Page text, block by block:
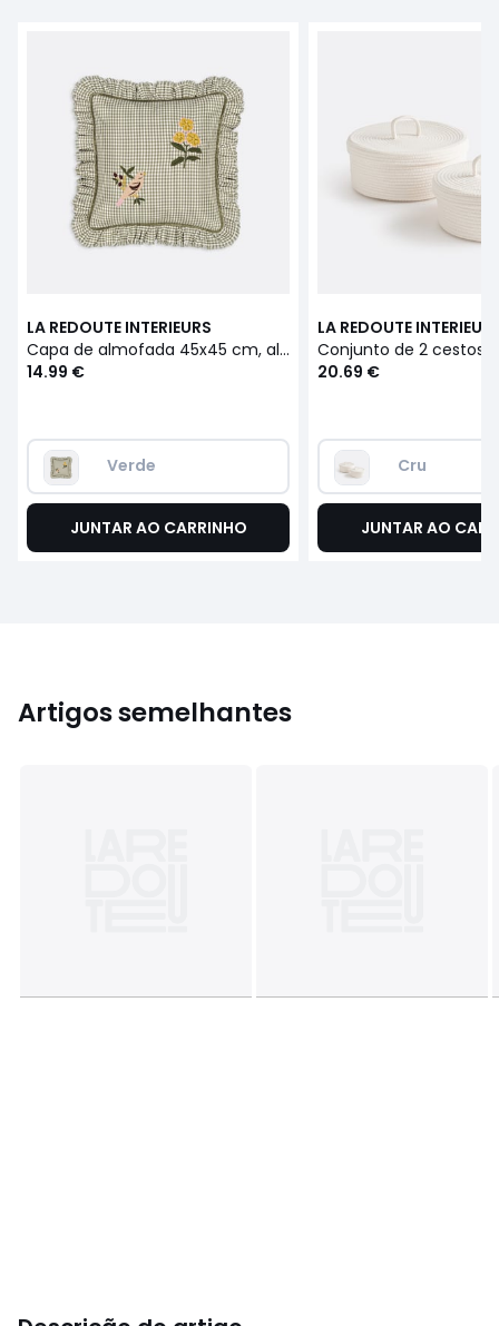
LA REDOUTE INTERIEURS
Capa de almofada 45x45 cm, algodão, Evie
14.99 €
Verde
JUNTAR AO CARRINHO
LA REDOUTE
20.69 €
Cru
JUNTAR AO
Artigos semelhantes